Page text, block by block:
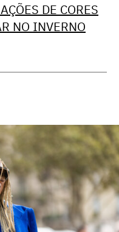
DE CORES
NO INVERNO